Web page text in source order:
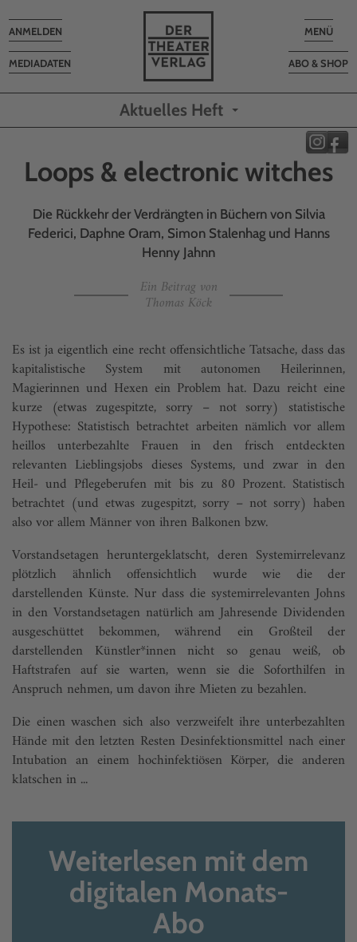
Toggle
MENÜ
ABO & SHOP
MEDIADATEN
Toggle
navigation
ANMELDEN
Aktuelles Heft
Loops & electronic witches
Die Rückkehr der Verdrängten in Büchern von Silvia
Federici, Daphne Oram, Simon Stalenhag und Hanns
Henny Jahnn
Ein Beitrag von
Thomas Köck
Es ist ja eigentlich eine recht offensichtliche Tatsache, dass das
kapitalistische System mit autonomen Heilerinnen,
Magierinnen und Hexen ein Problem hat. Dazu reicht eine
kurze (etwas zugespitzte, sorry – not sorry) statistische
Hypothe­se: Statistisch betrachtet arbeiten nämlich vor allem
heillos unterbezahlte Frauen in den frisch entdeckten
relevanten Lieblingsjobs dieses Systems, und zwar in den
Heil- und Pflegeberufen mit bis zu 80 Prozent. Statistisch
betrachtet (und etwas zugespitzt, sorry – not sorry) haben
also vor allem Männer von ihren Balkonen bzw.
Vorstandsetagen her­untergeklatscht, deren Systemirrelevanz
plötzlich ähnlich offensichtlich wurde wie die der
darstellenden Künste. Nur dass die systemirrelevanten Johns
in den Vorstandsetagen natürlich am Jahresende Dividenden
ausgeschüttet bekommen, während ein Großteil der
darstellenden Künstler*innen nicht so genau weiß, ob
Haftstrafen auf sie warten, wenn sie die Soforthilfen in
Anspruch nehmen, um davon ihre Mieten zu bezahlen.
Die einen waschen sich also verzweifelt ihre unterbezahlten
Hände mit den letzten Resten Desinfektionsmittel nach einer
Intubation an einem hochinfektiösen Körper, die anderen
klatschen in ...
Weiterlesen mit dem
digitalen Monats-
Abo